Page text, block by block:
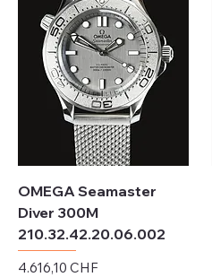
OMEGA Seamaster
Diver 300M
210.32.42.20.06.002
Preis
4.616,10 CHF